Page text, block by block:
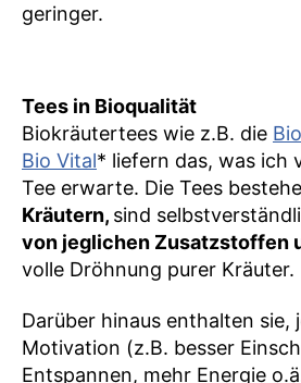
geringer.
Tees in Bioqualität
Biokräutertees wie z.B. die
Bio Vital* liefern das, was ich
Tee erwarte. Die Tees
Kräutern, sind
von jeglichen Zusatzstoffen
volle Dröhnung purer Kräuter.
Darüber hinaus enthalten sie,
Motivation (z.B. besser
Entspannen, mehr Energie